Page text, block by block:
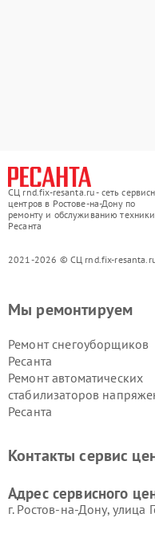
СЦ rnd.fix-resanta.ru - сеть
центров в Ростове-на-Дону по
ремонту и обслуживанию техники
Ресанта
2021-2026 © СЦ rnd.fix-
Мы ремонтируем
Ремонт снегоуборщиков
Ресанта
Ремонт автоматических
стабилизаторов
Ресанта
Контакты сервис
Адрес сервисного
г. Ростов-на-Дону, улица